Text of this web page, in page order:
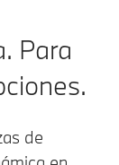
Para
de